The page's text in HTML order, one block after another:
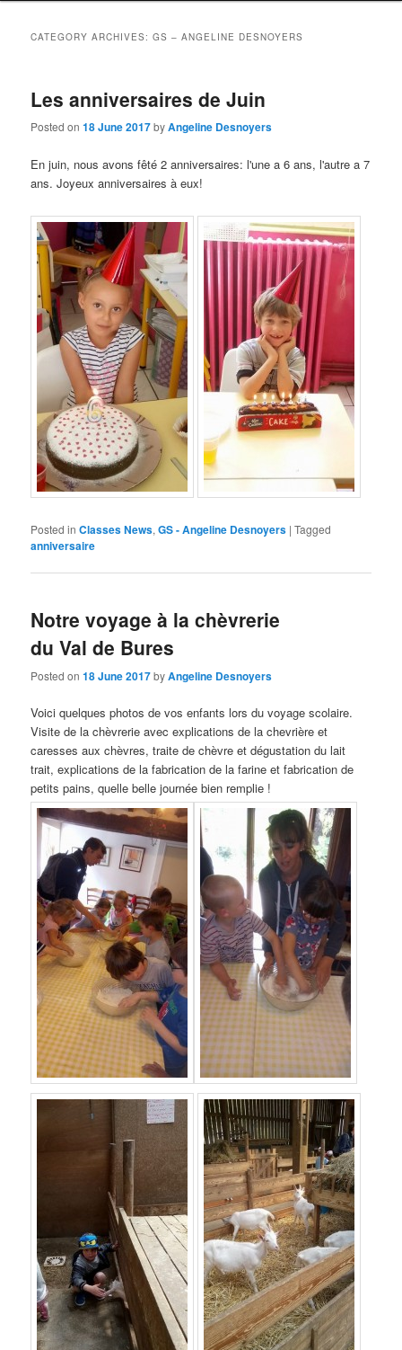
CATEGORY ARCHIVES:GS – ANGELINE DESNOYERS
Les anniversaires de Juin
Posted on18 June 2017byAngeline Desnoyers
En juin, nous avons fêté 2 anniversaires:l'une a 6 ans,l'autre a 7
ans. Joyeux anniversaires à eux!
Posted in Classes News,GS - Angeline Desnoyers |Tagged
anniversaire
Notre voyage à la chèvrerie
du Val de Bures
Posted on18 June 2017byAngeline Desnoyers
Voici quelques photos de vos enfants lors du voyage scolaire.
Visite de la chèvrerie avec explications de la chevrière et
caresses aux chèvres, traite de chèvre et dégustation du lait
trait, explications de la fabrication de la farine et fabrication de
petits pains, quelle belle journée bien remplie !